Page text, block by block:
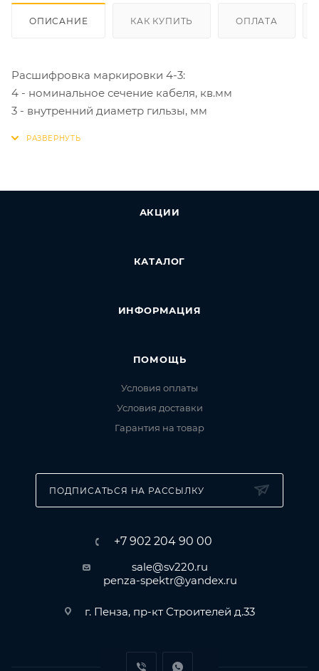
ОПИСАНИЕ КАК КУПИТЬ ОПЛАТА
Расшифровка маркировки 4-3:
4 - номинальное сечение кабеля, кв.мм
3 - внутренний диаметр гильзы, мм
АКЦИИ
КАТАЛОГ
ИНФОРМАЦИЯ
ПОМОЩЬ
Условия оплаты
Условия доставки
Гарантия на товар
ПОДПИСАТЬСЯ НА РАССЫЛКУ
+7 902 204 90 00
sale@sv220.ru
penza-spektr@yandex.ru
г. Пенза, пр-кт Строителей д.33